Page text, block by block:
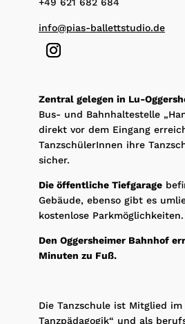
info@pias-ballettstudio.de
Zentral gelegen in Lu-
Bus- und Bahnhaltestelle
direkt vor dem Eingang
TanzschülerInnen ihre
sicher.
Die öffentliche Tiefgarage
Gebäude, ebenso gibt es
kostenlose Parkmöglichkeiten.
Den Oggersheimer Bahnhof
Minuten zu Fuß.
Die Tanzschule ist Mitglied im
Tanzpädagogik“ und als